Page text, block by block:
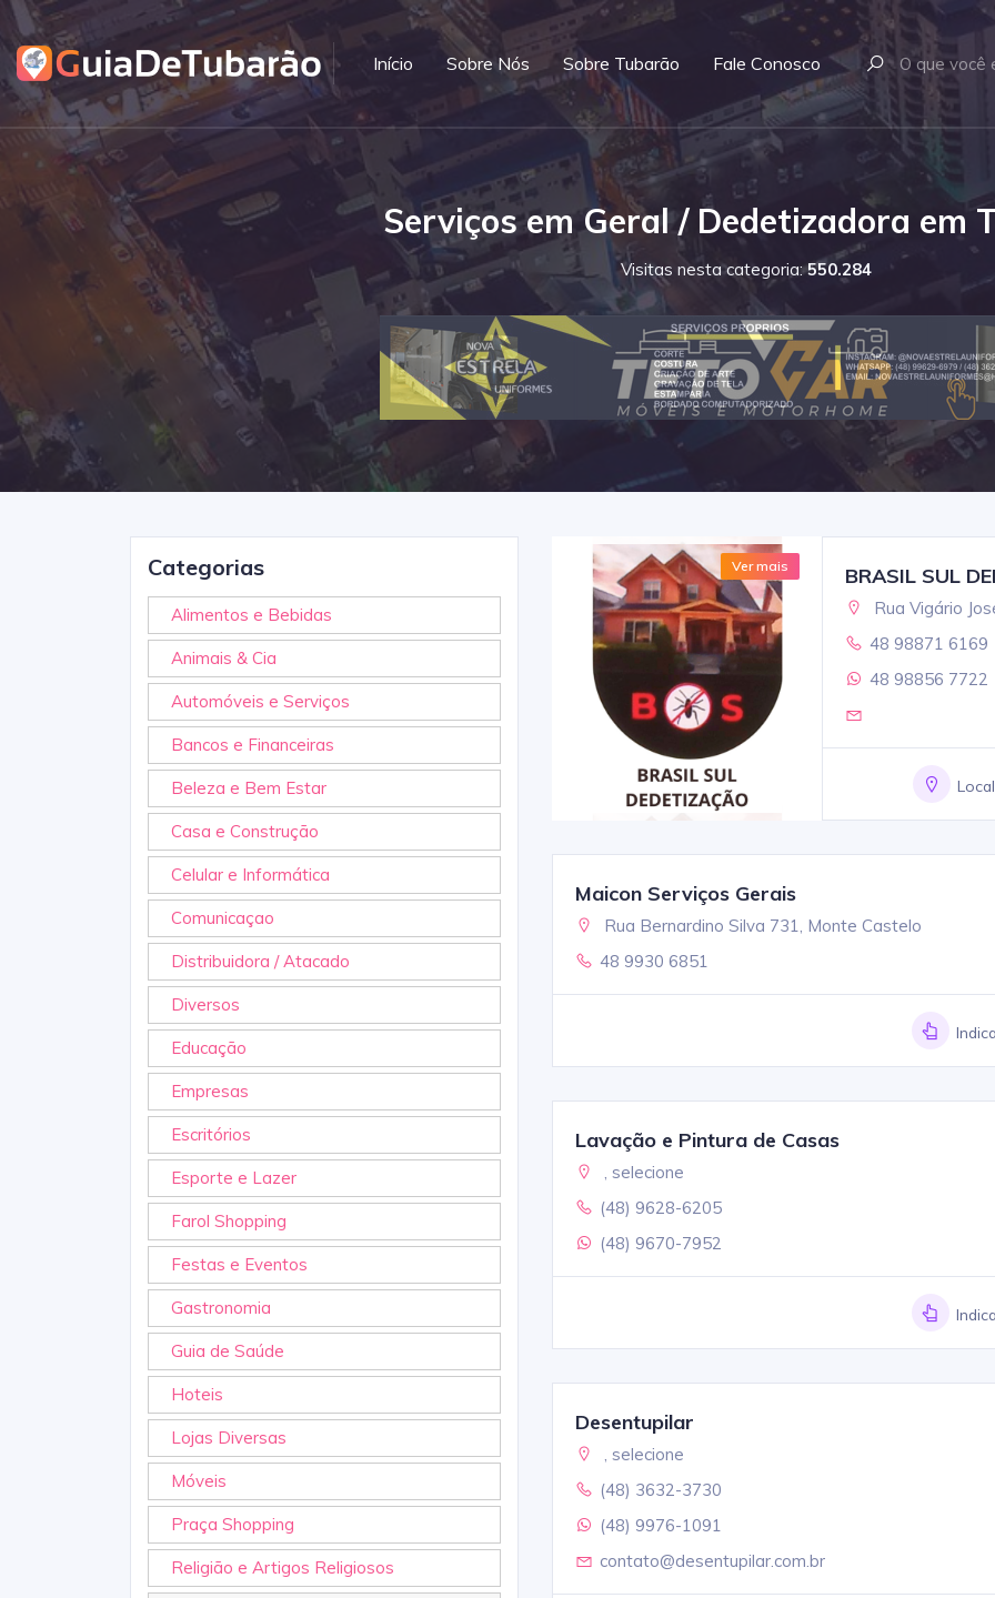
Início Sobre Nós Sobre Tubarão Fale Conosco
Serviços em Geral / Dedetizadora em
Visitas nesta categoria:550.284
Categorias
Alimentos e Bebidas
Animais & Cia
Automóveis e Serviços
Bancos e Financeiras
Beleza e Bem Estar
Casa e Construção
Celular e Informática
Comunicaçao
Distribuidora / Atacado
Diversos
Educação
Empresas
Escritórios
Esporte e Lazer
Farol Shopping
Festas e Eventos
Gastronomia
Guia de Saúde
Hoteis
Lojas Diversas
Móveis
Praça Shopping
Religião e Artigos Religiosos
Ver mais BRASIL SUL
Rua Vigário
48 98871 6169
48 98856 7722
Maicon Serviços Gerais
Rua Bernardino Silva 731, Monte Castelo
48 9930 6851
Lavação e Pintura de Casas
, selecione
(48) 9628-6205
(48) 9670-7952
Desentupilar
, selecione
(48) 3632-3730
(48) 9976-1091
contato@desentupilar.com.br